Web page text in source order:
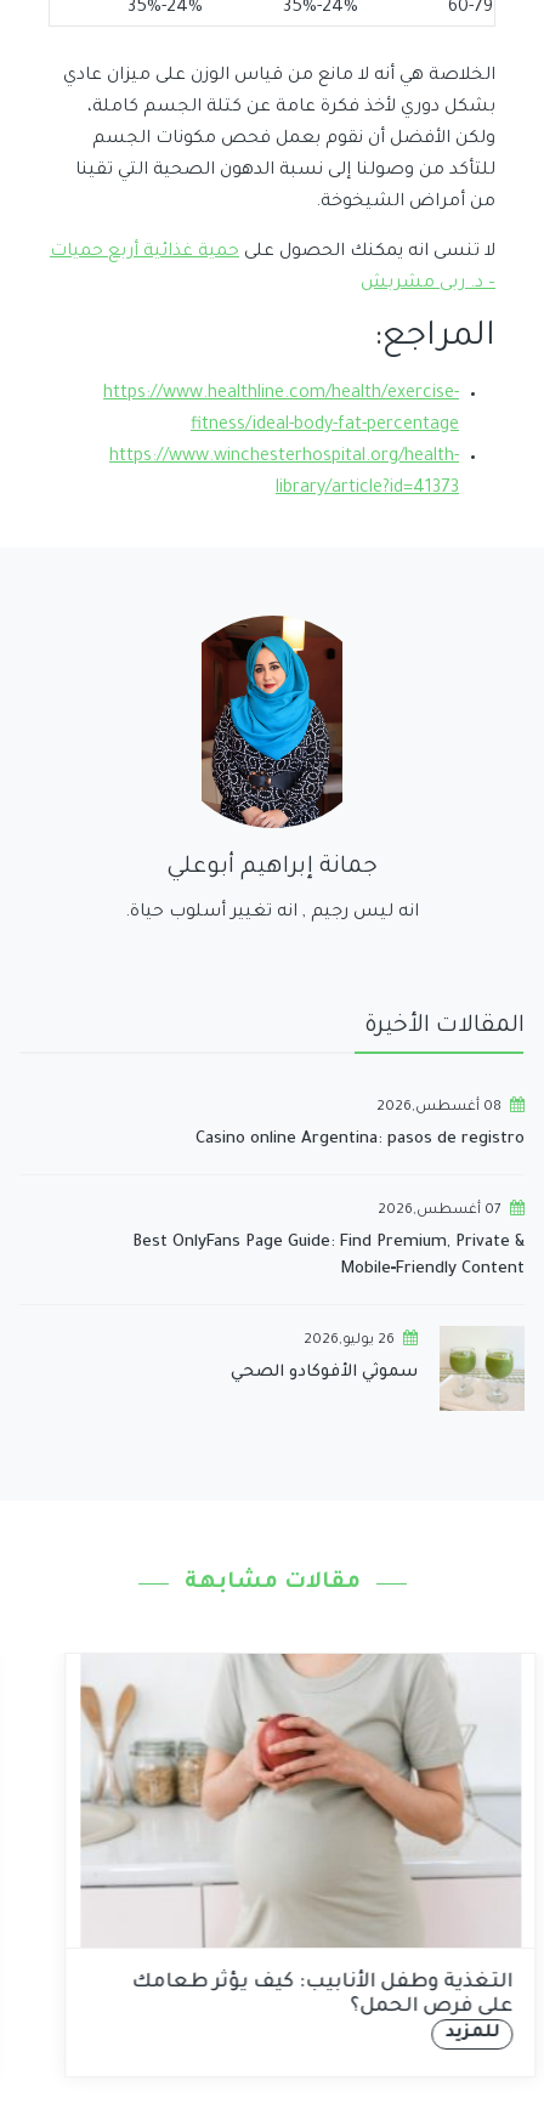
60-79
24%-35%
24%-35%
الخلاصة هي أنه لا مانع من قياس الوزن على ميزان عادي
بشكل دوري لأخذ فكرة عامة عن كتلة الجسم كاملة،
ولكن الأفضل أن نقوم بعمل فحص مكونات الجسم
للتأكد من وصولنا إلى نسبة الدهون الصحية التي تقينا
من أمراض الشيخوخة.
لا تنسى انه يمكنك الحصول على حمية غذائية أربع حميات
– د. ربى مشربش
المراجع:
https://www.healthline.com/health/exercise-
fitness/ideal-body-fat-percentage
https://www.winchesterhospital.org/health-
library/article?id=41373
جمانة إبراهيم أبوعلي
انه ليس رجيم , انه تغيير أسلوب حياة.
المقالات الأخيرة
08 أغسطس,2026
Casino online Argentina: pasos de registro
07 أغسطس,2026
Best OnlyFans Page Guide: Find Premium, Private &
Mobile‑Friendly Content
26 يوليو,2026
سموثي الأفوكادو الصحي
مقالات مشابهة
التغذية وطفل الأنابيب: كيف يؤثر طعامك
على فرص الحمل؟
للمزيد